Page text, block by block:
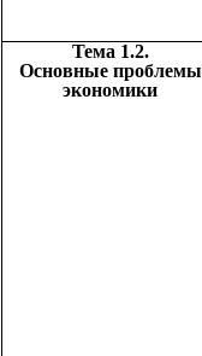
Тема 1.2.
Основные проблемы
экономики